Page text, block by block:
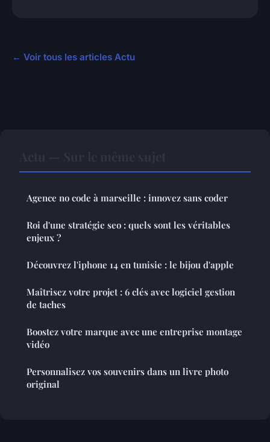
← Voir tous les articles Actu
Agence no code à marseille : innovez sans coder
Roi d'une stratégie seo : quels sont les véritables
enjeux ?
Découvrez l'iphone 14 en tunisie : le bijou d'apple
Maîtrisez votre projet : 6 clés avec logiciel gestion
de taches
Boostez votre marque avec une entreprise montage
vidéo
Personnalisez vos souvenirs dans un livre photo
original